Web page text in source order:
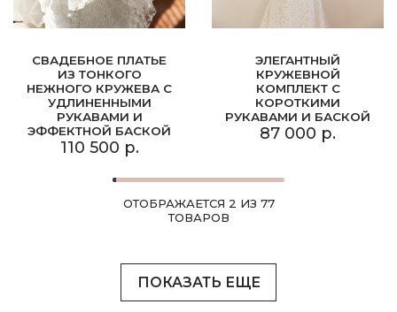
СВАДЕБНОЕ ПЛАТЬЕ
ИЗ ТОНКОГО
НЕЖНОГО КРУЖЕВА С
УДЛИНЕННЫМИ
РУКАВАМИ И
ЭФФЕКТНОЙ БАСКОЙ
110 500 р.
ЭЛЕГАНТНЫЙ
КРУЖЕВНОЙ
КОМПЛЕКТ С
КОРОТКИМИ
РУКАВАМИ И БАСКОЙ
87 000 р.
ОТОБРАЖАЕТСЯ 2 ИЗ 77
ТОВАРОВ
ПОКАЗАТЬ ЕЩЕ